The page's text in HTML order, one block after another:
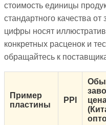
стоимость единицы
стандартного качества
цифры носят
конкретных расценок и
обращайтесь к
Пример
пластины
PPI